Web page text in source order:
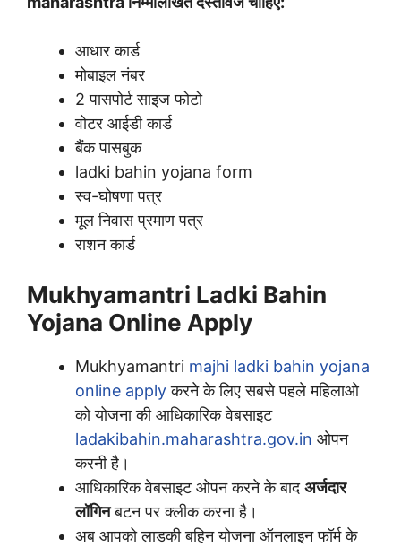
आधार कार्ड
मोबाइल नंबर
2 पासपोर्ट साइज फोटो
वोटर आईडी कार्ड
बैंक पासबुक
ladki bahin yojana form
स्व-घोषणा पत्र
मूल निवास प्रमाण पत्र
राशन कार्ड
Mukhyamantri Ladki Bahin
Yojana Online Apply
Mukhyamantri majhi ladki bahin yojana
online applyकरने के लिए सबसे पहले महिलाओ
को योजना की आधिकारिक वेबसाइट
ladakibahin.maharashtra.gov.in ओपन
करनी है।
आधिकारिक वेबसाइट ओपन करने के बादअर्जदार
लॉगिनबटन पर क्लीक करना है।
अब आपको लाडकी बहिन योजना ऑनलाइन फॉर्म के